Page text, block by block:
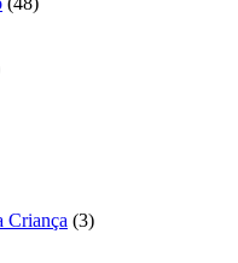
Criança (3)